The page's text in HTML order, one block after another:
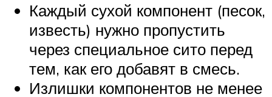
Каждый сухой компонент (песок,
известь) нужно пропустить
через специальное сито перед
тем, как его добавят в смесь.
Излишки компонентов не менее